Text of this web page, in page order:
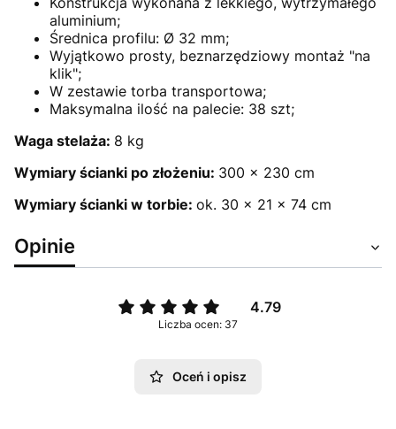
aluminium;
Średnica profilu: Ø 32 mm;
Wyjątkowo prosty, beznarzędziowy montaż "na
klik";
W zestawie torba transportowa;
Maksymalna ilość na palecie: 38 szt;
Waga stelaża: 8 kg
Wymiary ścianki po złożeniu: 300 x 230 cm
Wymiary ścianki w torbie: ok. 30 x 21 x 74 cm
Opinie
4.79
Liczba ocen: 37
Oceń i opisz